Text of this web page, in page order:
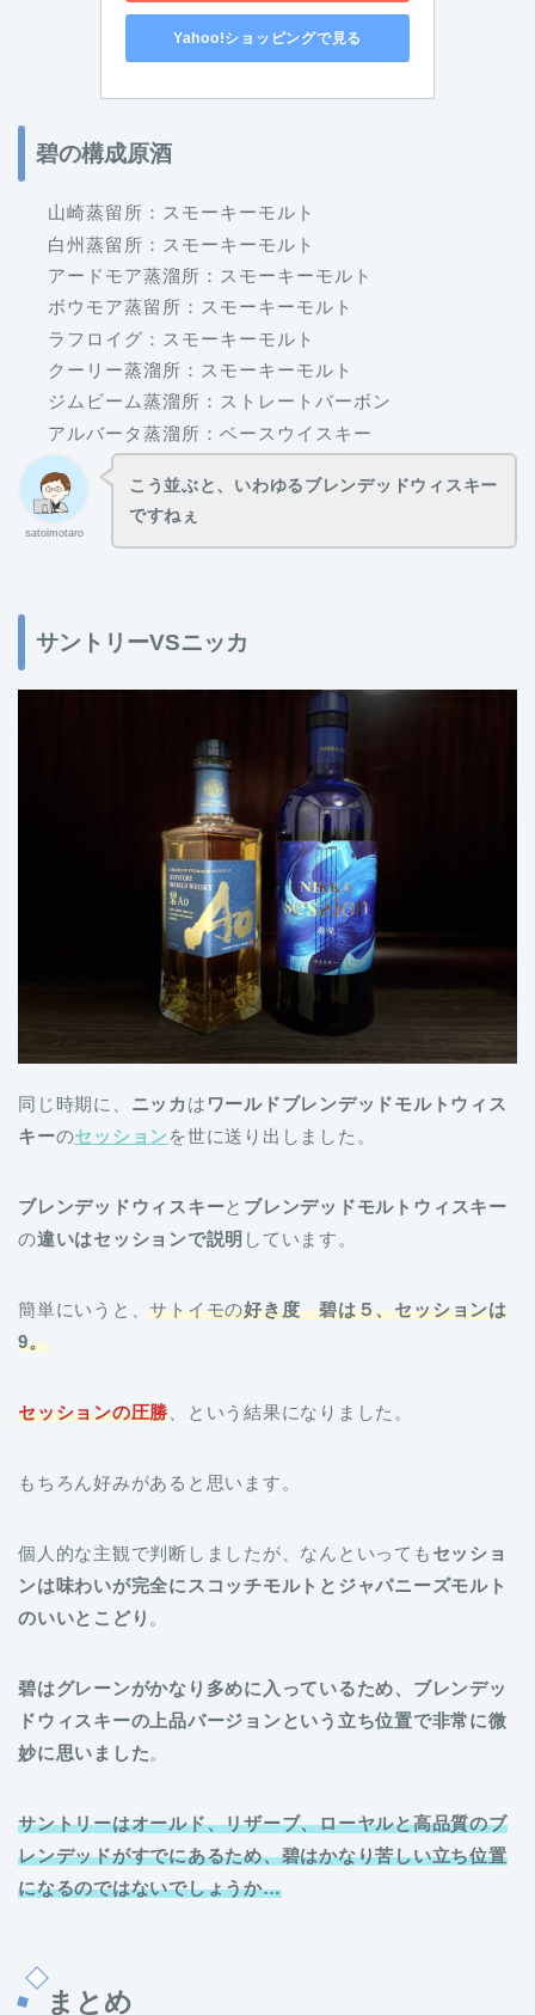
Yahoo!ショッピングで見る
碧の構成原酒
山崎蒸留所：スモーキーモルト
白州蒸留所：スモーキーモルト
アードモア蒸溜所：スモーキーモルト
ボウモア蒸留所：スモーキーモルト
ラフロイグ：スモーキーモルト
クーリー蒸溜所：スモーキーモルト
ジムビーム蒸溜所：ストレートバーボン
アルバータ蒸溜所：ベースウイスキー
satoimotaro
こう並ぶと、いわゆるブレンデッドウィスキー
ですねぇ
サントリーVSニッカ
同じ時期に、 ニッカは ワールドブレンデッドモルトウィス
キーのセッションを世に送り出しました。
ブレンデッドウィスキーと ブレンデッドモルトウィスキー
の違いはセッションで説明 しています。
簡単にいうと、サトイモの好き度 碧は５、セッションは
9。
セッションの圧勝、という結果になりました。
もちろん好みがあると思います。
個人的な主観で判断しましたが、なんといっても セッショ
ンは味わいが完全にスコッチモルトとジャパニーズモルト
のいいとこどり 。
碧はグレーンがかなり多めに入っているため、ブレンデッ
ドウィスキーの上品バージョンという立ち位置で非常に微
妙に思いました。
サントリーはオールド、リザーブ、ローヤルと高品質のブ
レンデッドがすでにあるため、碧はかなり苦しい立ち位置
になるのではないでしょうか…
まとめ